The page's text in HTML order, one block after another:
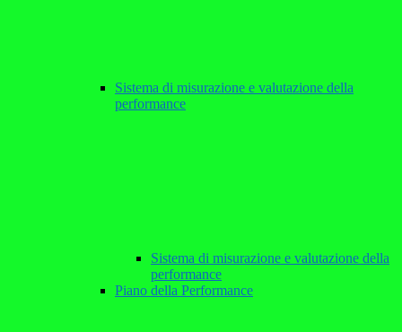
Sistema di misurazione e valutazione della
performance
Sistema di misurazione e valutazione della
performance
Piano della Performance